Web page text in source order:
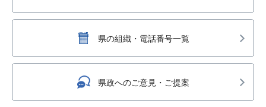
県の組織・電話番号一覧
県政へのご意見・ご提案